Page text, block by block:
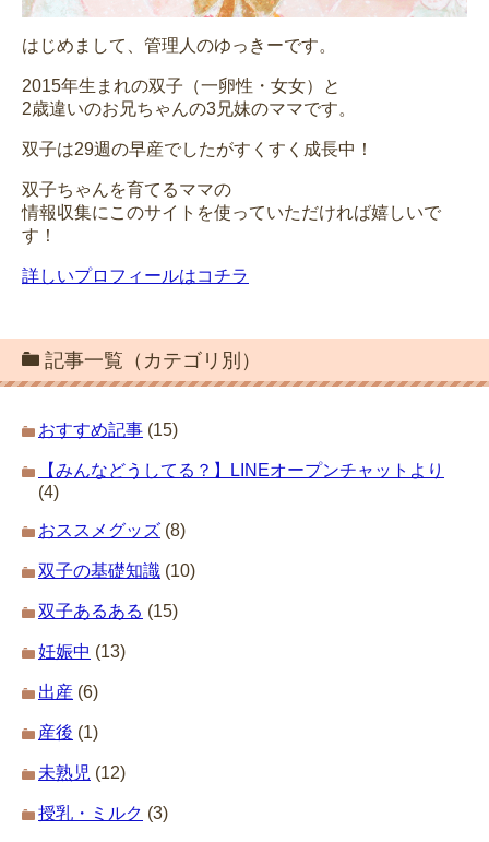
はじめまして、管理人のゆっきーです。
2015年生まれの双子（一卵性・女女）と
2歳違いのお兄ちゃんの3兄妹のママです。
双子は29週の早産でしたがすくすく成長中！
双子ちゃんを育てるママの
情報収集にこのサイトを使っていただければ嬉しいで
す！
詳しいプロフィールはコチラ
記事一覧（カテゴリ別）
おすすめ記事 (15)
【みんなどうしてる？】LINEオープンチャットより
(4)
おススメグッズ (8)
双子の基礎知識 (10)
双子あるある (15)
妊娠中 (13)
出産 (6)
産後 (1)
未熟児 (12)
授乳・ミルク (3)